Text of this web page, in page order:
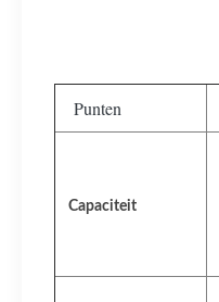
Punten
Capaciteit